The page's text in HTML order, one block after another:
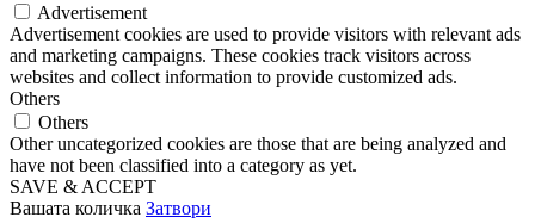
Advertisement
Advertisement cookies are used to provide visitors with relevant ads
and marketing campaigns. These cookies track visitors across
websites and collect information to provide customized ads.
Others
Others
Other uncategorized cookies are those that are being analyzed and
have not been classified into a category as yet.
SAVE & ACCEPT
Вашата количка Затвори